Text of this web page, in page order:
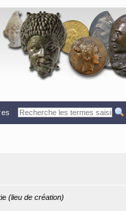
(lieu de création)